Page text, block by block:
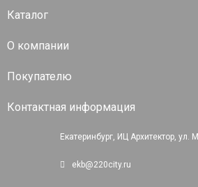
Каталог
О компании
Покупателю
Контактная информация
Екатеринбург, ИЦ Архитектор,
ekb@220city.ru